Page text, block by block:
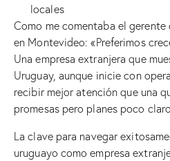
locales
Como me comentaba el
en Montevideo: «Preferimos
Una empresa extranjera que
Uruguay, aunque inicie con
recibir mejor atención que una
promesas pero planes poco
La clave para navegar
uruguayo como empresa